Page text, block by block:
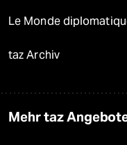
Le Monde
taz Archiv
Mehr taz